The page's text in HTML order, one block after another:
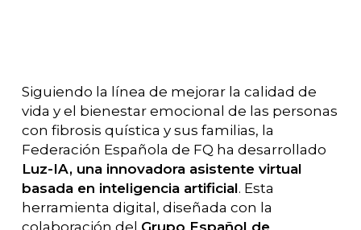
Siguiendo la línea de mejorar la calidad de
vida y el bienestar emocional de las personas
con fibrosis quística y sus familias, la
Federación Española de FQ ha desarrollado
Luz-IA, una innovadora asistente virtual
basada en inteligencia artificial. Esta
herramienta digital, diseñada con la
colaboración del Grupo Español de